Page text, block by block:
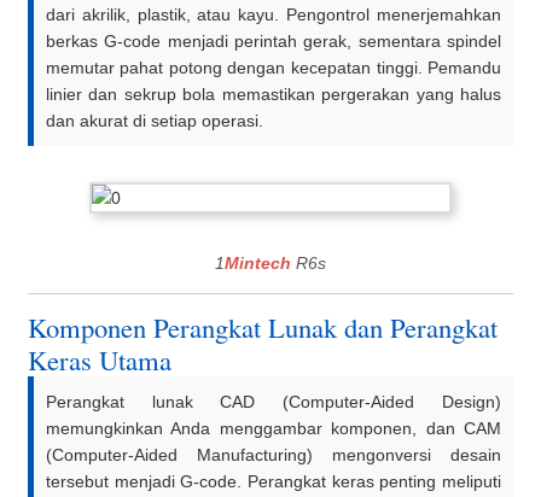
dari akrilik, plastik, atau kayu. Pengontrol menerjemahkan
berkas G-code menjadi perintah gerak, sementara spindel
memutar pahat potong dengan kecepatan tinggi. Pemandu
linier dan sekrup bola memastikan pergerakan yang halus
dan akurat di setiap operasi.
1Mintech R6s
Komponen Perangkat Lunak dan Perangkat
Keras Utama
Perangkat lunak CAD (Computer-Aided Design)
memungkinkan Anda menggambar komponen, dan CAM
(Computer-Aided Manufacturing) mengonversi desain
tersebut menjadi G-code. Perangkat keras penting meliputi